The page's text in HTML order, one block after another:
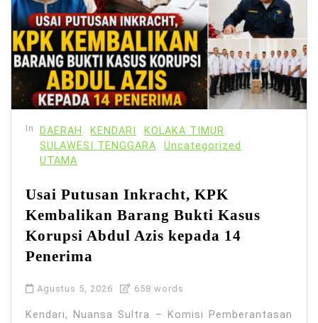
In DAERAH KENDARI
KOLAKA TIMUR
SULAWESI TENGGARA
Uncategorized
UTAMA
Usai Putusan Inkracht, KPK
Kembalikan Barang Bukti Kasus
Korupsi Abdul Azis kepada 14
Penerima
Agustus 5, 2026 658 words
Kendari, Nuansa Sultra – Komisi Pemberantasan